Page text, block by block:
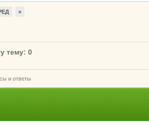
»
тему: 0
и ответы